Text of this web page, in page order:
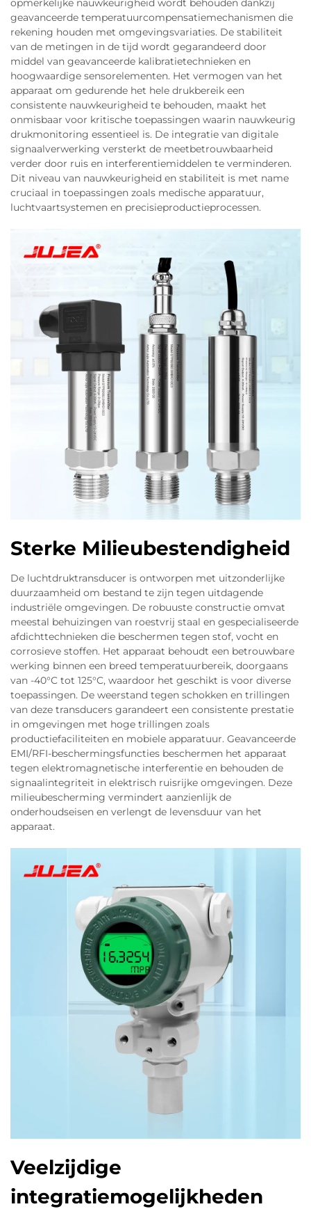
opmerkelijke nauwkeurigheid wordt behouden dankzij
geavanceerde temperatuurcompensatiemechanismen die
rekening houden met omgevingsvariaties. De stabiliteit
van de metingen in de tijd wordt gegarandeerd door
middel van geavanceerde kalibratietechnieken en
hoogwaardige sensorelementen. Het vermogen van het
apparaat om gedurende het hele drukbereik een
consistente nauwkeurigheid te behouden, maakt het
onmisbaar voor kritische toepassingen waarin nauwkeurig
drukmonitoring essentieel is. De integratie van digitale
signaalverwerking versterkt de meetbetrouwbaarheid
verder door ruis en interferentiemiddelen te verminderen.
Dit niveau van nauwkeurigheid en stabiliteit is met name
cruciaal in toepassingen zoals medische apparatuur,
luchtvaartsystemen en precisieproductieprocessen.
Sterke Milieubestendigheid
De luchtdruktransducer is ontworpen met uitzonderlijke
duurzaamheid om bestand te zijn tegen uitdagende
industriële omgevingen. De robuuste constructie omvat
meestal behuizingen van roestvrij staal en gespecialiseerde
afdichttechnieken die beschermen tegen stof, vocht en
corrosieve stoffen. Het apparaat behoudt een betrouwbare
werking binnen een breed temperatuurbereik, doorgaans
van -40°C tot 125°C, waardoor het geschikt is voor diverse
toepassingen. De weerstand tegen schokken en trillingen
van deze transducers garandeert een consistente prestatie
in omgevingen met hoge trillingen zoals
productiefaciliteiten en mobiele apparatuur. Geavanceerde
EMI/RFI-beschermingsfuncties beschermen het apparaat
tegen elektromagnetische interferentie en behouden de
signaalintegriteit in elektrisch ruisrijke omgevingen. Deze
milieubescherming vermindert aanzienlijk de
onderhoudseisen en verlengt de levensduur van het
apparaat.
Veelzijdige
integratiemogelijkheden